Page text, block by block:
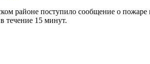
районе поступило сообщение о
течение 15 минут.